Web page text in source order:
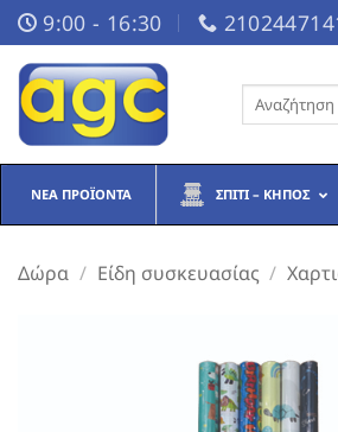
Μετάβαση
στο
περιεχόμενο
9:00 - 16:30
Αναζήτηση
ΝΈΑ ΠΡΟΪΌΝΤΑ ΣΠΊΤΙ – ΚΉΠΟΣ
Δώρα / Είδη συσκευασίας /